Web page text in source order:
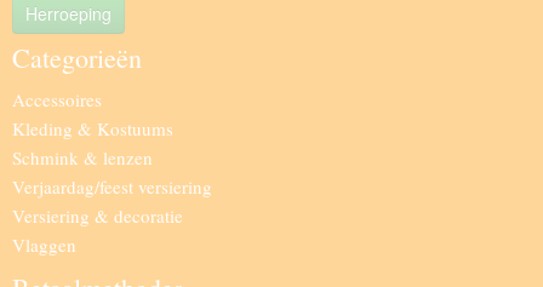
Herroeping
Categorieën
Accessoires
Kleding & Kostuums
Schmink & lenzen
Verjaardag/feest versiering
Versiering & decoratie
Vlaggen